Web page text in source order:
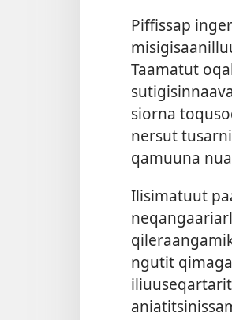
Pif­fis­sap
Taamatut
sior­na
nersut
qamuuna
Ilisimatuut
ngutit